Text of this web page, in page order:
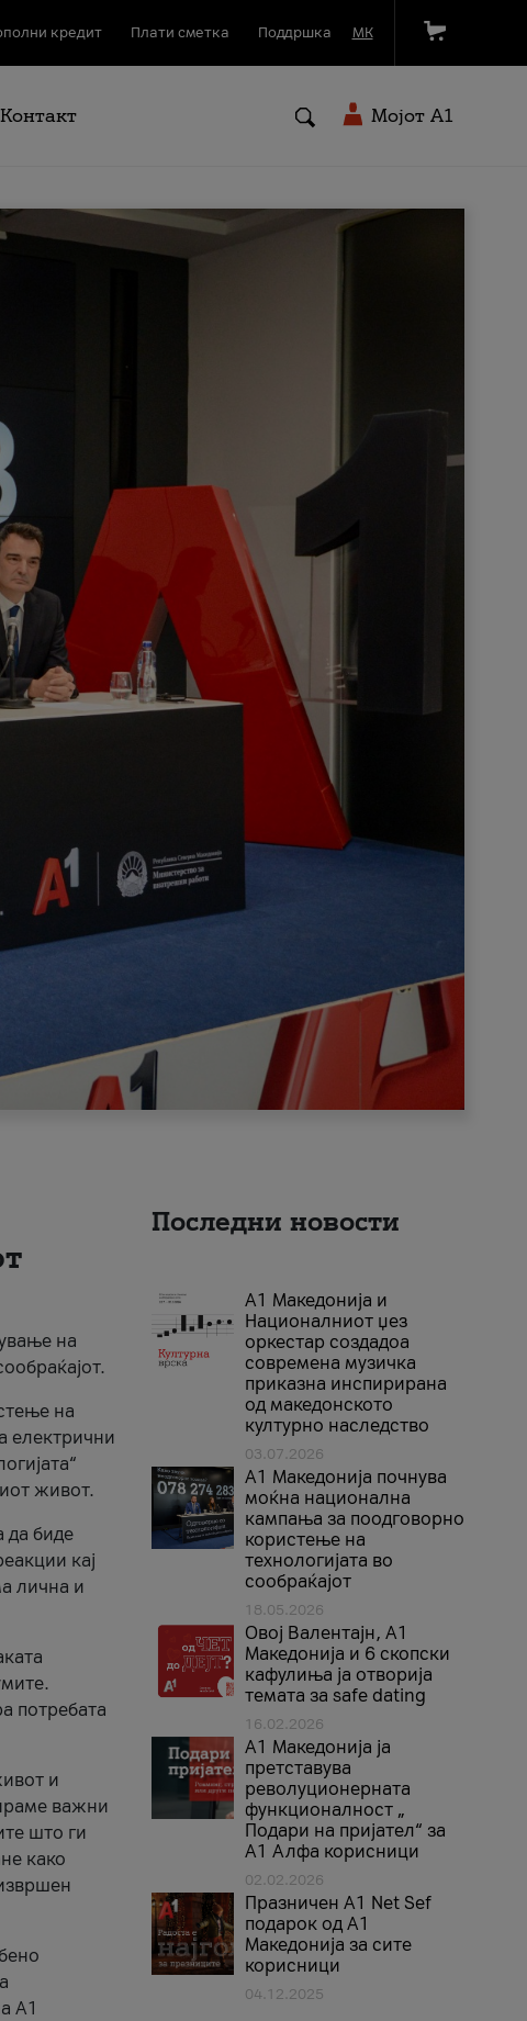
кредит Плати сметка Поддршка МК
Контакт Мојот A1
на
на
електрични
живот.
да биде
кај
лична и
потребата
и
важни
што ги
како
A1
Последни новости
А1 Македонија и
Националниот џез
оркестар создадоа
современа музичка
приказна инспирирана
од македонското
културно наследство
03.07.2026
A1 Македонија почнува
моќна национална
кампања за поодговорно
користење на
технологијата во
сообраќајот
18.05.2026
Овој Валентајн, A1
Македонија и 6 скопски
кафулиња ја отворија
темата за safe dating
16.02.2026
А1 Македонија ја
претставува
револуционерната
функционалност „
Подари на пријател“ за
А1 Алфа корисници
02.02.2026
Празничен A1 Net Sеf
подарок од А1
Македонија за сите
корисници
04.12.2025